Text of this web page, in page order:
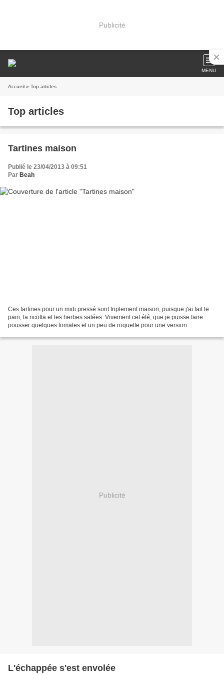
Publicité
MENU
Accueil » Top articles
Top articles
Tartines maison
Publié le 23/04/2013 à 09:51
Par Beah
Ces tartines pour un midi pressé sont triplement maison, puisque j'ai fait le
pain, la ricotta et les herbes salées. Vivement cet été, que je puisse faire
pousser quelques tomates et un peu de roquette pour une version
Publicité
L'échappée s'est envolée